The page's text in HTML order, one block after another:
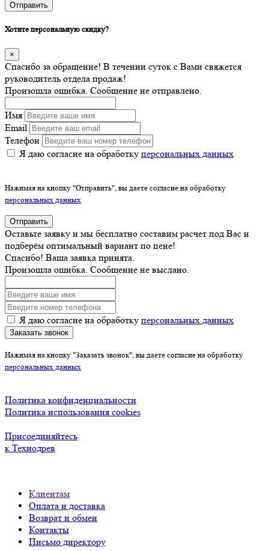
Отправить
Хотите персональную скидку?
×
Спасибо за обращение! В течении суток с Вами свяжется
руководитель отдела продаж!
Произошла ошибка. Сообщение не отправлено.
Имя
Email
Телефон
Я даю согласие на обработку персональных данных
Нажимая на кнопку "Отправить", вы даете согласие на обработку
персональных данных
Отправить
Оставьте заявку и мы бесплатно составим расчет под Вас и
подберём оптимальный вариант по цене!
Спасибо! Ваша заявка принята.
Произошла ошибка. Сообщение не выслано.
Я даю согласие на обработку персональных данных
Заказать звонок
Нажимая на кнопку "Заказать звонок", вы даете согласие на обработку
персональных данных
Политика конфиденциальности
Политика использования cookies
Присоединяйтесь
к Технодрев
Клиентам
Оплата и доставка
Возврат и обмен
Контакты
Письмо директору